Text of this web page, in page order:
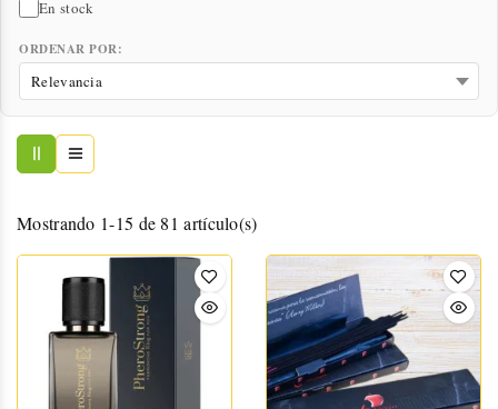
En stock
ORDENAR POR:
Mostrando 1-15 de 81 artículo(s)